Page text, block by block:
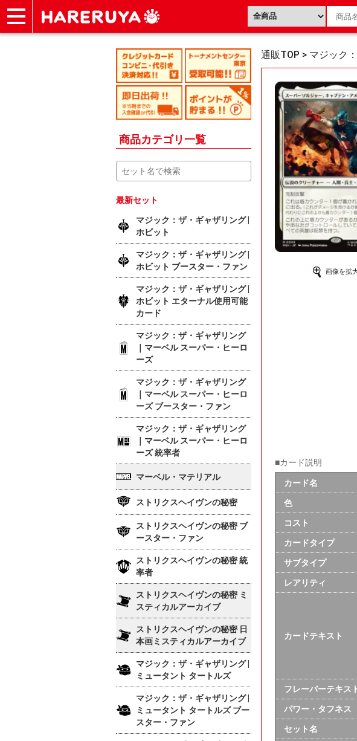
商品カテゴリ一覧
通販TOP > マジック
画像を拡
■カード説明
カード名
色
コスト
カードタイプ
サブタイプ
レアリティ
カードテキスト
フレーバーテキス
パワー・タフネス
セット名